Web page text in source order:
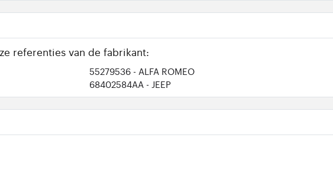
referenties van de fabrikant:
55279536 - ALFA ROMEO
68402584AA - JEEP